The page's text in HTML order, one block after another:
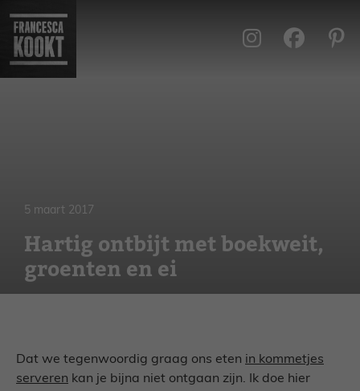
naar
inhoud
5 maart 2017
Hartig ontbijt met boekweit,
groenten en ei
Dat we tegenwoordig graag ons eten in kommetjes
serveren kan je bijna niet ontgaan zijn. Ik doe hier